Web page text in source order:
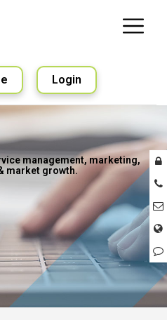
Login
management, marketing,
market growth.